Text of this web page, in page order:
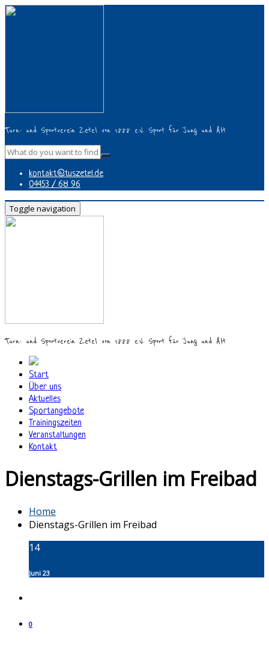
Turn- und Sportverein Zetel von 1888 e.V. Sport für Jung und Alt
kontakt@tuszetel.de
04453 / 68 96
Toggle navigation
Turn- und Sportverein Zetel von 1888 e.V. Sport für Jung und Alt
Start
Über uns
Aktuelles
Sportangebote
Trainingszeiten
Veranstaltungen
Kontakt
Dienstags-Grillen im Freibad
Home
Dienstags-Grillen im Freibad
14
Juni 23
0